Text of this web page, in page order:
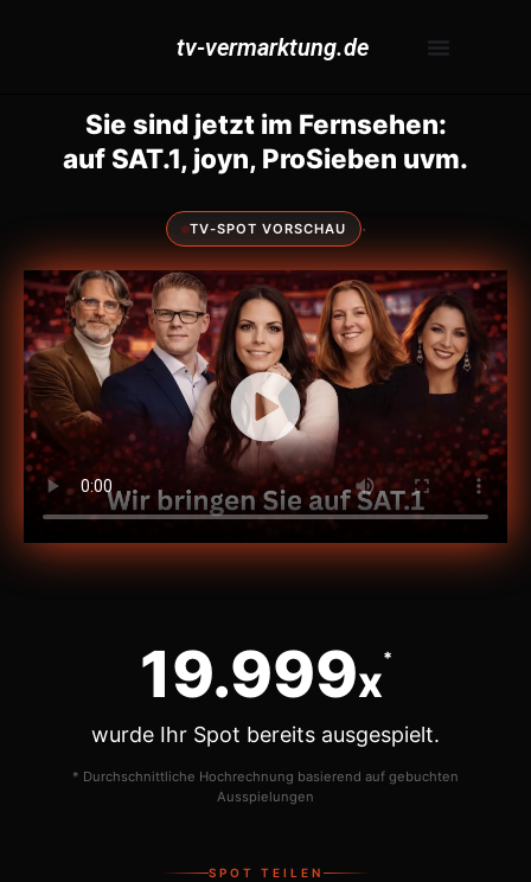
tv-vermarktung.de
Sie sind jetzt im Fernsehen:
auf SAT.1, joyn, ProSieben uvm.
TV-SPOT VORSCHAU ·
20.000x *
wurde Ihr Spot bereits ausgespielt.
* Durchschnittliche Hochrechnung basierend auf gebuchten
Ausspielungen
SPOT TEILEN